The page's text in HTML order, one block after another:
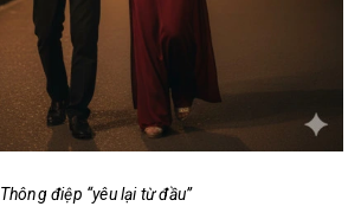
Thông điệp “yêu lại từ đầu”